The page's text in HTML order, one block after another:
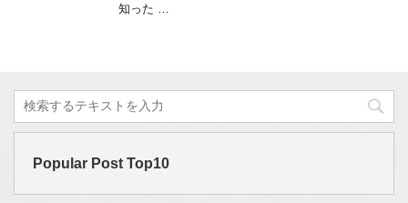
知った …
Popular Post Top10